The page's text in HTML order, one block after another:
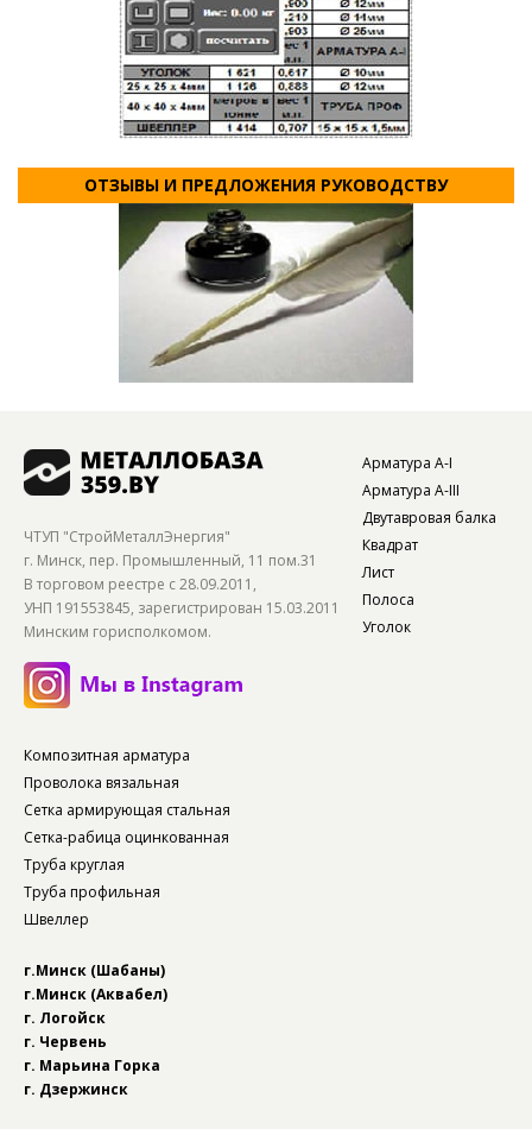
ОТЗЫВЫ И ПРЕДЛОЖЕНИЯ РУКОВОДСТВУ
ЧТУП "СтройМеталлЭнергия"
г. Минск, пер. Промышленный, 11 пом.31
В торговом реестре с 28.09.2011,
УНП 191553845, зарегистрирован 15.03.2011
Минским горисполкомом.
Арматура А-I
Арматура А-III
Двутавровая балка
Квадрат
Лист
Полоса
Уголок
Композитная арматура
Проволока вязальная
Сетка армирующая стальная
Сетка-рабица оцинкованная
Труба круглая
Труба профильная
Швеллер
г.Минск (Шабаны)
г.Минск (Аквабел)
г. Логойск
г. Червень
г. Марьина Горка
г. Дзержинск